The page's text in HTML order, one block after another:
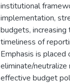
institutional
implementation,
budgets, increasing
timeliness of
Emphasis is
eliminate/
effective budget